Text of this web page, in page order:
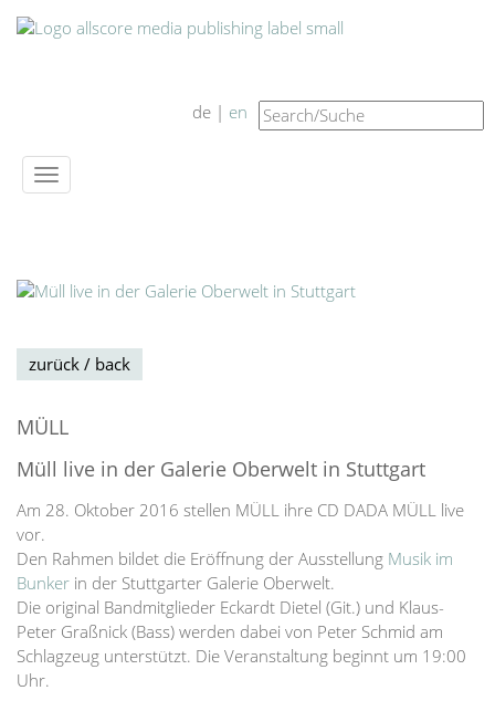
de | en
Navigation
ein-/ausblenden
zurück / back
MÜLL
Müll live in der Galerie Oberwelt in Stuttgart
Am 28. Oktober 2016 stellen MÜLL ihre CD DADA MÜLL live
vor.
Den Rahmen bildet die Eröffnung der Ausstellung Musik im
Bunker in der Stuttgarter Galerie Oberwelt.
Die original Bandmitglieder Eckardt Dietel (Git.) und Klaus-
Peter Graßnick (Bass) werden dabei von Peter Schmid am
Schlagzeug unterstützt. Die Veranstaltung beginnt um 19:00
Uhr.